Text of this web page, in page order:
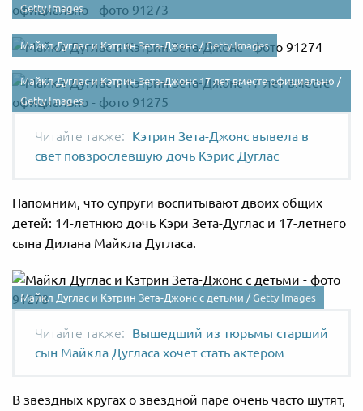
Getty Images
Майкл Дуглас и Кэтрин Зета-Джонс /Getty Images
Майкл Дуглас и Кэтрин Зета-Джонс 17 лет вместе официально /
Getty Images
Кэтрин Зета-Джонс вывела в
свет повзрослевшую дочь Кэрис Дуглас
Напомним, что супруги воспитывают двоих общих
детей: 14-летнюю дочь Кэри Зета-Дуглас и 17-летнего
сына Дилана Майкла Дугласа.
Майкл Дуглас и Кэтрин Зета-Джонс с детьми / Getty Images
Вышедший из тюрьмы старший
сын Майкла Дугласа хочет стать актером
В звездных кругах о звездной паре очень часто шутят,